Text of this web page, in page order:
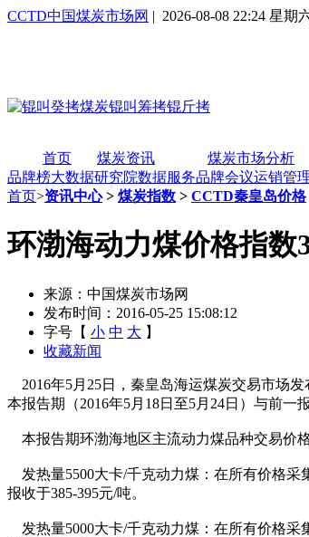
CCTD中国煤炭市场网 | 2026-08-08 22:24 星期
首页 煤炭资讯 煤炭市场分析
品牌榜大数据研究院数据服务品牌会议运销管
首页>资讯中心> 煤炭指数 > CCTD秦皇岛价格
环渤海动力煤价格指数
来源：中国煤炭市场网
发布时间：2016-05-25 15:08:12
字号【 小 中 大 】
收藏新闻
2016年5月25日，秦皇岛海运煤炭交易市场
本报告期（2016年5月18日至5月24日）与前一
本报告期环渤海地区主流动力煤品种交易价
发热量5500大卡/千克动力煤：在所有价格采
报收于385-395元/吨。
发热量5000大卡/千克动力煤：在所有价格采